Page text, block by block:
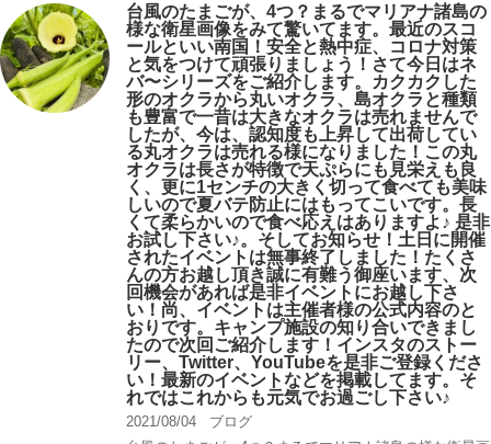
台風のたまごが、4つ？まるでマリアナ諸島の
様な衛星画像をみて驚いてます。最近のスコ
ールといい南国！安全と熱中症、コロナ対策
と気をつけて頑張りましょう！さて今日はネ
バ〜シリーズをご紹介します。カクカクした
形のオクラから丸いオクラ、島オクラと種類
も豊富で一昔は大きなオクラは売れませんで
したが、今は、認知度も上昇して出荷してい
る丸オクラは売れる様になりました！この丸
オクラは長さが特徴で天ぷらにも見栄えも良
く、更に1センチの大きく切って食べても美味
しいので夏バテ防止にはもってこいです。長
くて柔らかいので食べ応えはありますよ♪ 是非
お試し下さい♪。そしてお知らせ！土日に開催
されたイベントは無事終了しました！たくさ
んの方お越し頂き誠に有難う御座います、次
回機会があれば是非イベントにお越し下さ
い！尚、イベントは主催者様の公式内容のと
おりです。キャンプ️施設の知り合いできまし
たので次回ご紹介します！インスタのストー
リー、Twitter、YouTubeを是非ご登録くださ
い！最新のイベントなどを掲載してます。そ
れではこれからも元気でお過ごし下さい♪
2021/08/04
ブログ